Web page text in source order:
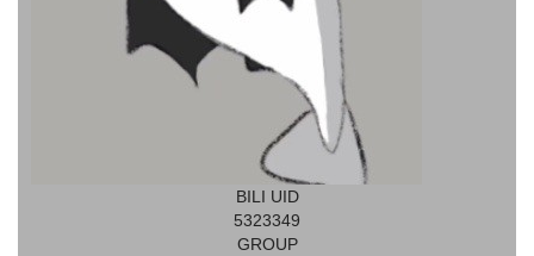
BILI UID
5323349
GROUP